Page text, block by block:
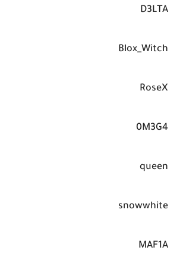
D3LTA
Blox_Witch
RoseX
0M3G4
queen
snowwhite
MAF1A